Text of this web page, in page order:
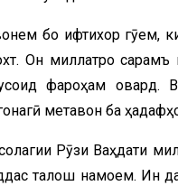
бо ифтихор гӯем,
Он миллатро
фароҳам овард.
метавон ба
Рӯзи Ваҳдати
талош намоем. Ин